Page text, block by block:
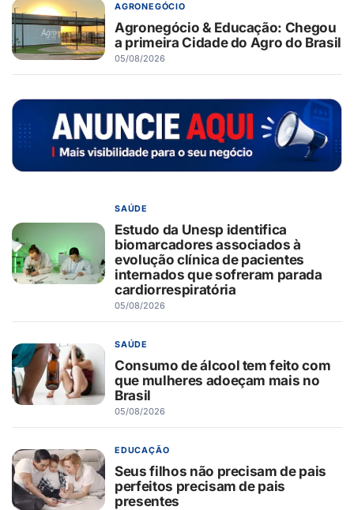
AGRONEGÓCIO
Agronegócio & Educação: Chegou
a primeira Cidade do Agro do Brasil
05/08/2026
SAÚDE
Estudo da Unesp identifica
biomarcadores associados à
evolução clínica de pacientes
internados que sofreram parada
cardiorrespiratória
05/08/2026
SAÚDE
Consumo de álcool tem feito com
que mulheres adoeçam mais no
Brasil
05/08/2026
EDUCAÇÃO
Seus filhos não precisam de pais
perfeitos precisam de pais
presentes